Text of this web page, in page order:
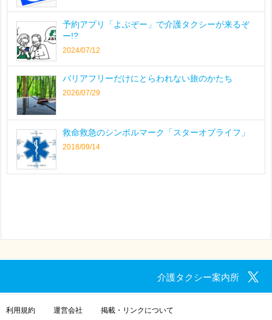
予約アプリ「よぶぞー」で介護タクシーが来るぞ
ー!?
2024/07/12
バリアフリーだけにとらわれない旅のかたち
2026/07/29
救命救急のシンボルマーク「スターオブライフ」
2018/09/14
介護タクシー案内所
利用規約 運営会社 掲載・リンクについて